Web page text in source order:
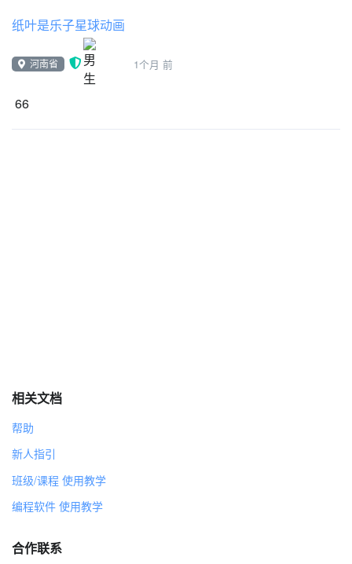
纸叶是乐子星球动画
河南省 1个月 前
66
相关文档
帮助
新人指引
班级/课程 使用教学
编程软件 使用教学
合作联系